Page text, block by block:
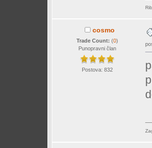
cosmo
Trade Count: (0)
Punopravni član
Postova: 832